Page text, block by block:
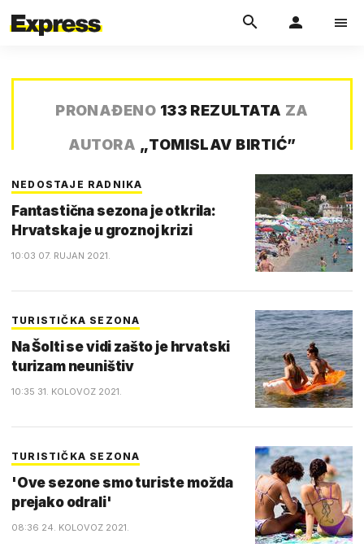
PRONAĐENO 133 REZULTATA ZA
AUTORA „TOMISLAV BIRTIĆ”
NEDOSTAJE RADNIKA
Fantastična sezona je otkrila:
Hrvatska je u groznoj krizi
10:03 07. RUJAN 2021.
TURISTIČKA SEZONA
Na Šolti se vidi zašto je hrvatski
turizam neuništiv
10:35 31. KOLOVOZ 2021.
TURISTIČKA SEZONA
'Ove sezone smo turiste možda
prejako odrali'
08:36 24. KOLOVOZ 2021.